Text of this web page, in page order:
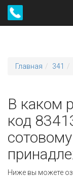
Главная 341
В каком
код
Ниже вы можете